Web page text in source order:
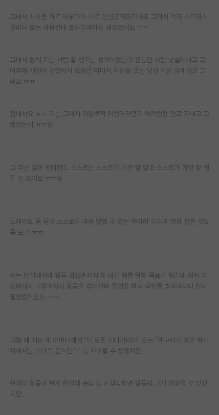
그래서 사소한 거로 싸우다가 서로 인신공격까지하고 그래서 각자 스트레스
클리닉 또는 사람한테 트라우마까지 생겼었어요 ㅠㅠ
그래서 원래 저는 사람 잘 챙기는 성격이었는데 한동안 사람 낯설어하고 그
이후에 개인사 겪었어서 요즘은 더더욱 사람들 또는 낯선 사람 경계하고 그
래요 ㅠㅠ
힘내셔요 ㅠㅠ 저는 그래서 귀염뽀짝 이런거라던지 애착인형 안고 지내고 그
랬었는데 ㅠㅠ헝
그 무슨 일이 있더라도 스스로는 스스로가 가장 잘 알고 스스로가 가장 잘 챙
길 수 있어요 ㅠㅠ헝
노래라도 좀 듣고 스스로의 마음 달랠 수 있는 책이라 드라마 영화 같은 것도
좀 보고 ㅠㅠ
저는 현실에서의 힘듬 겪으면서 대체 내가 뭐를 위해 목표가 뭐길래 학위 과
정에서의 그렇게까지 힘듬을 겪어가며 졸업을 하고 학위를 받아야되나 현타
쩔었었거든요 ㅠㅠ
그럴 때 저는 제 어머니께서 "이 또한 지나가리라" 또는 "개구리가 멀리 뛰기
위해서는 더더욱 움츠린다" 등 사소할 수 있겠지만
현재의 힘듬이 현재 현실에 촛점 놓고 생각하면 힘듬이 크게 와닿을 수 있겠
지만